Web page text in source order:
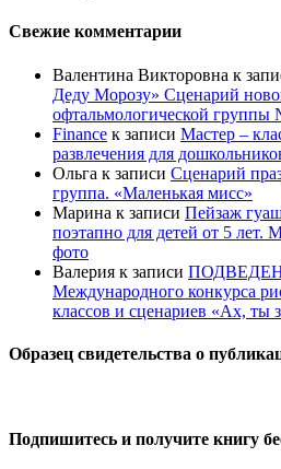
Свежие комментарии
Валентина Викторовна к
Деду Морозу» Сценарий
офтальмологической группы
Finance к записи Мастер –
развлечения для
Ольга к записи Сценарий
группа. «Маленькая мисс»
Марина к записи Пейзаж
поэтапно для детей от 5 лет.
фото
Валерия к записи
Международного конкурса
классов и сценариев «Ах, ты
Образец свидетельства о
Подпишитесь и получите книгу